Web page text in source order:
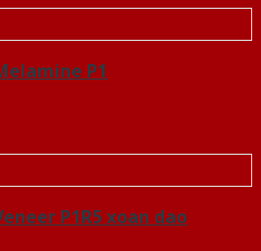
P1
P1R5 xoan dao